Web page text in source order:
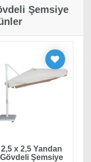
Kırmızı, Gri,
Garantili Kumaş,
kendileri
kargoyla
olarak
herhangibir
Şemsiye
2,5 x 2,5 Yandan
Gövdeli Şemsiye